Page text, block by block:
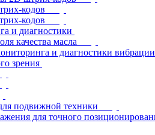
кодов
кодов
и диагностики
качества масла
и диагностики вибрации
зрения
подвижной техники
для точного